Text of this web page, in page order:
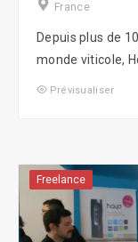
France
Depuis plus de
monde viticole,
Prévisualiser
Freelance